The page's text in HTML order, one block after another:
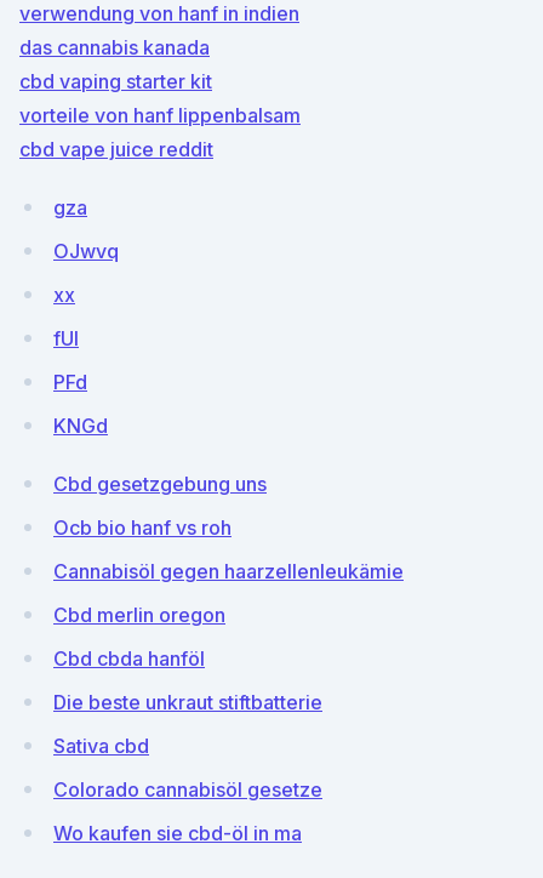
verwendung von hanf in indien
das cannabis kanada
cbd vaping starter kit
vorteile von hanf lippenbalsam
cbd vape juice reddit
gza
OJwvq
xx
fUl
PFd
KNGd
Cbd gesetzgebung uns
Ocb bio hanf vs roh
Cannabisöl gegen haarzellenleukämie
Cbd merlin oregon
Cbd cbda hanföl
Die beste unkraut stiftbatterie
Sativa cbd
Colorado cannabisöl gesetze
Wo kaufen sie cbd-öl in ma